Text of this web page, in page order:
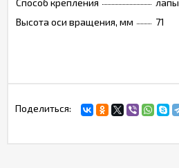
Способ крепления
лапы
Высота оси вращения, мм
71
Поделиться: